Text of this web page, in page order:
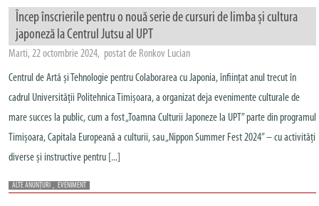
Încep înscrierile pentru o nouă serie de cursuri de limba și cultura
japoneză la Centrul Jutsu al UPT
Marti, 22 octombrie 2024, postat de Ronkov Lucian
Centrul de Artă și Tehnologie pentru Colaborarea cu Japonia, înființat anul trecut în
cadrul Universității Politehnica Timișoara, a organizat deja evenimente culturale de
mare succes la public, cum a fost „Toamna Culturii Japoneze la UPT” parte din programul
Timișoara, Capitala Europeană a culturii, sau „Nippon Summer Fest 2024” – cu activități
diverse și instructive pentru [...]
ALTE ANUNȚURI , EVENIMENT